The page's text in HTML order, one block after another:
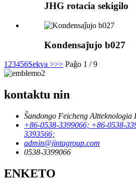
JHG rotacia sekigilo
Kondensaĵujo b027
1 23456Sekva >>> Paĝo 1 / 9
kontaktu nin
Ŝandongo Feicheng
+86-0538-3399066; +86-0538-
3393566;
admin@jintagroup.com
0538-3399066
ENKETO